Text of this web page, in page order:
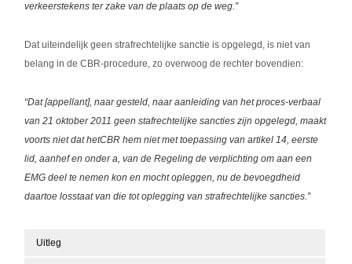
verkeerstekens ter zake van de plaats op de weg.”
Dat uiteindelijk geen strafrechtelijke sanctie is opgelegd, is niet van
belang in de CBR-procedure, zo overwoog de rechter bovendien:
“Dat [appellant], naar gesteld, naar aanleiding van het proces-verbaal
van 21 oktober 2011 geen stafrechtelijke sancties zijn opgelegd, maakt
voorts niet dat hetCBR hem niet met toepassing van artikel 14, eerste
lid, aanhef en onder a, van de Regeling de verplichting om aan een
EMG deel te nemen kon en mocht opleggen, nu de bevoegdheid
daartoe losstaat van die tot oplegging van strafrechtelijke sancties.”
Uitleg